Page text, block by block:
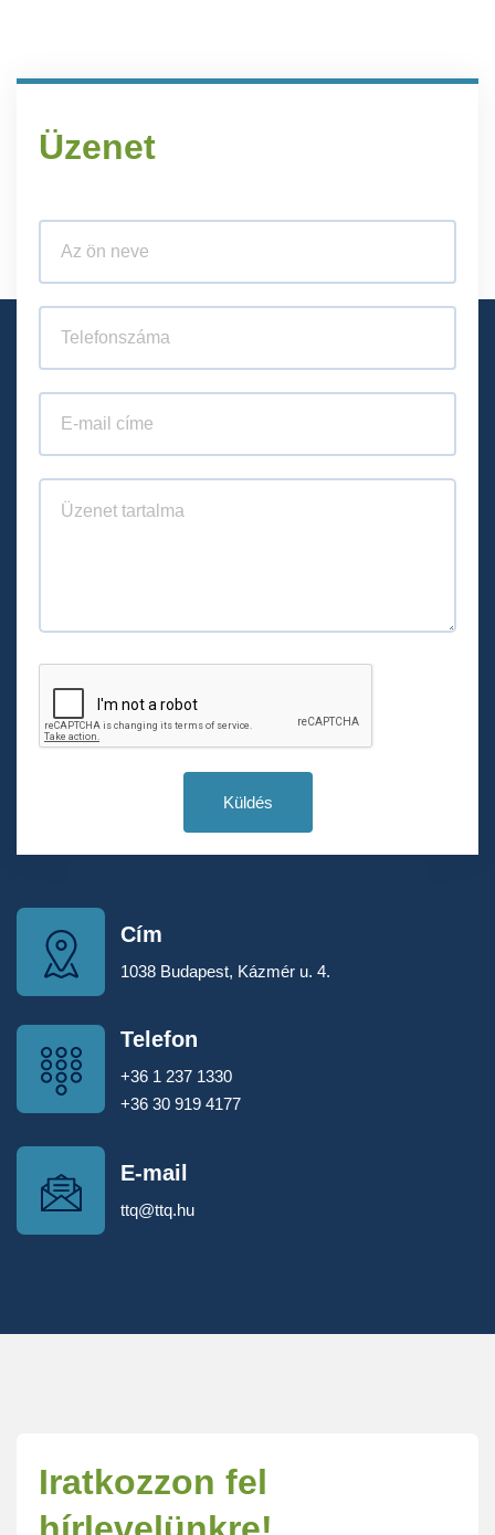
Üzenet
Küldés
Cím
1038 Budapest, Kázmér u. 4.
Telefon
+36 1 237 1330
+36 30 919 4177
E-mail
ttq@ttq.hu
Iratkozzon fel